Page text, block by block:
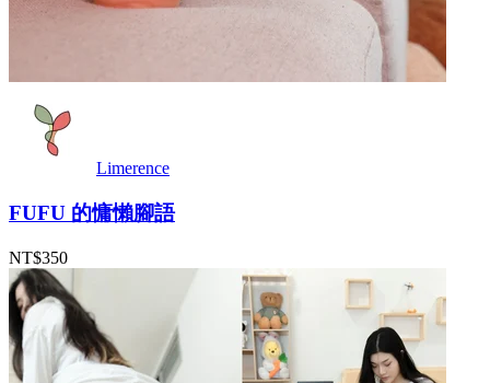
Limerence
FUFU 的慵懶腳語
NT$350